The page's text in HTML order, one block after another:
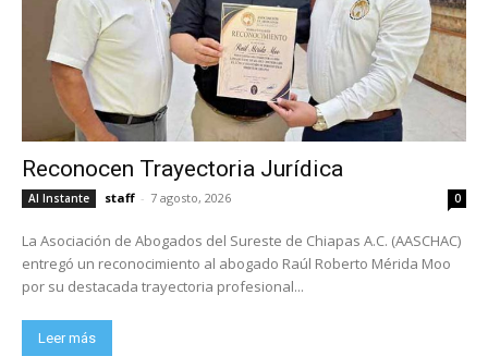
Reconocen Trayectoria Jurídica
Al Instante staff - 7 agosto, 2026 0
La Asociación de Abogados del Sureste de Chiapas A.C. (AASCHAC)
entregó un reconocimiento al abogado Raúl Roberto Mérida Moo
por su destacada trayectoria profesional...
Leer más